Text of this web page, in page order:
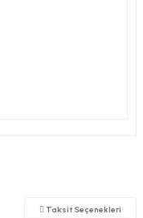
Taksit Seçenekleri